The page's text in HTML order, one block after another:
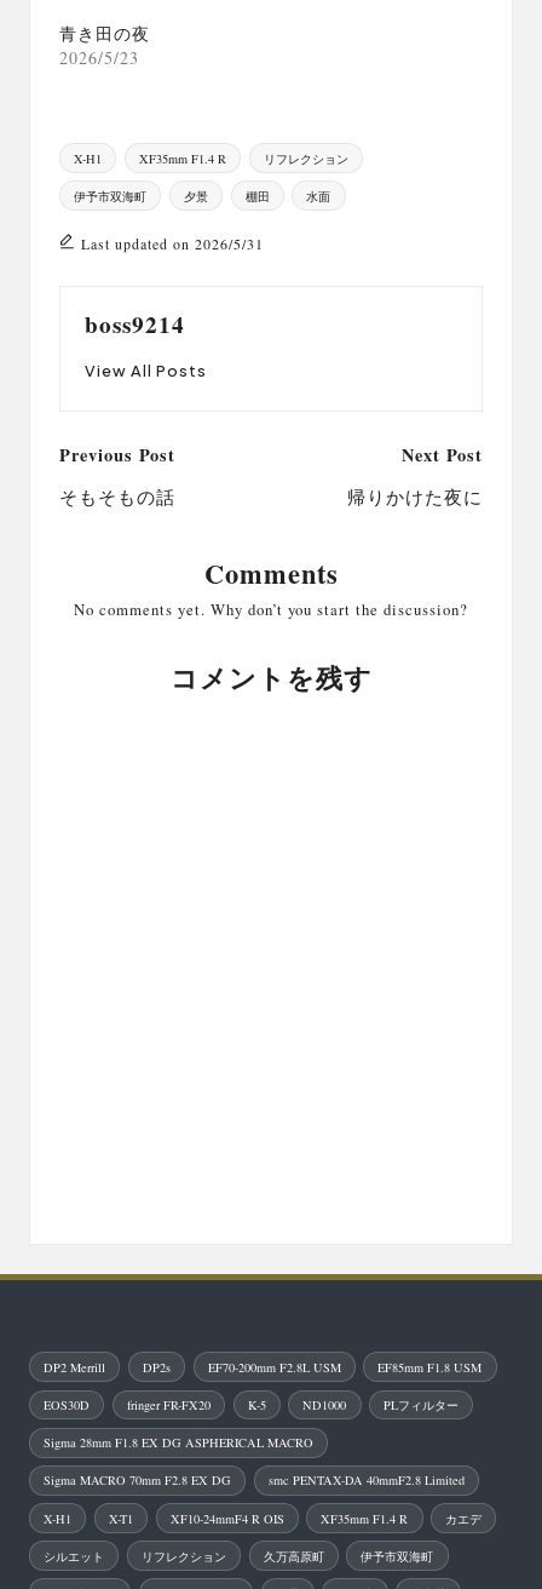
青き田の夜
2026/5/23
Tags:
X-H1 XF35mm F1.4 R リフレクション
伊予市双海町 夕景 棚田 水面
Last updated on 2026/5/31
boss9214
View All Posts
Post
navigation
Previous Post
そもそもの話
Next Post
帰りかけた夜に
Comments
No comments yet. Why don’t you start the discussion?
コメントを残す
DP2 Merrill DP2s EF70-200mm F2.8L USM EF85mm F1.8 USM
EOS30D fringer FR-FX20 K-5 ND1000 PLフィルター
Sigma 28mm F1.8 EX DG ASPHERICAL MACRO
Sigma MACRO 70mm F2.8 EX DG smc PENTAX-DA 40mmF2.8 Limited
X-H1 X-T1 XF10-24mmF4 R OIS XF35mm F1.4 R カエデ
シルエット リフレクション 久万高原町 伊予市双海町